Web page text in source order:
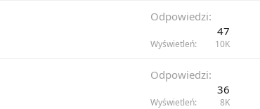
Odpowiedzi
47
Wyświetleń 10K
Odpowiedzi
36
Wyświetleń 8K